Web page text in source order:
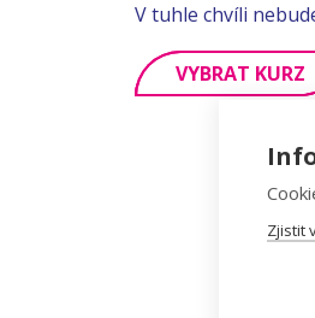
V tuhle chvíli
VYBRAT KURZ
Zjistit